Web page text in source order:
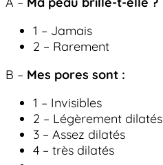
1 – Jamais
2 – Rarement
B – Mes pores sont :
1 – Invisibles
2 – Légèrement dilatés
3 – Assez dilatés
4 – très dilatés